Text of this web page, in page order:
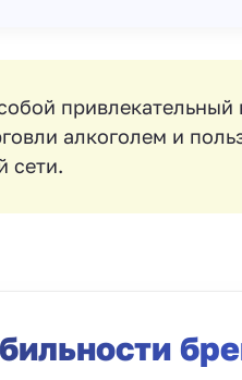
привлекательный
алкоголем и
сети.